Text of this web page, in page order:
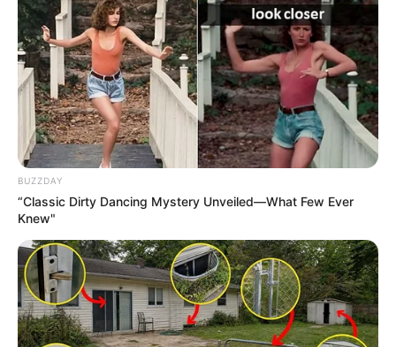
Analyse et Pronostic détaillés du Tiercé Quarté
Quinté par Stéphane Davy de CanalTurf.
Voir leurs dernières vidéos.
L’accès au site est 100% gratuit, on vous sollicite s.v.p
pour nous soutenir avec un petit clic sur un des
boutons, merci à vous.
BUZZDAY
“Classic Dirty Dancing Mystery Unveiled—What Few Ever
Knew"